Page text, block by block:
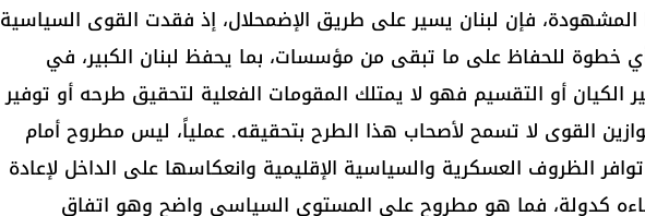
المشهودة، فإن لبنان يسير على طريق الإضمحلال، إذ فقدت القوى السياسية
خطوة للحفاظ على ما تبقى من مؤسسات، بما يحفظ لبنان الكبير، في
الكيان أو التقسيم فهو لا يمتلك المقومات الفعلية لتحقيق طرحه أو توفير
القوى لا تسمح لأصحاب هذا الطرح بتحقيقه. عملياً، ليس مطروح أمام
الظروف العسكرية والسياسية الإقليمية وانعكاسها على الداخل لإعادة
كدولة، فما هو مطروح على المستوى السياسي واضح وهو اتفاق